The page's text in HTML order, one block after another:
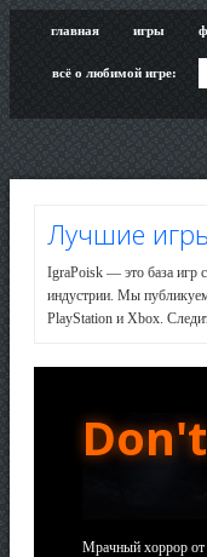
главная игры
всё о любимой игре:
Лучшие
IgraPoisk — это база игр
индустрии. Мы
PlayStation и Xbox.
Мрачный хоррор от